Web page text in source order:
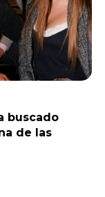
buscado
de las